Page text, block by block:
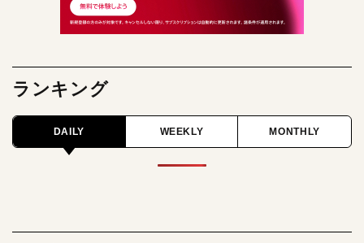
ランキング
DAILY WEEKLY MONTHLY